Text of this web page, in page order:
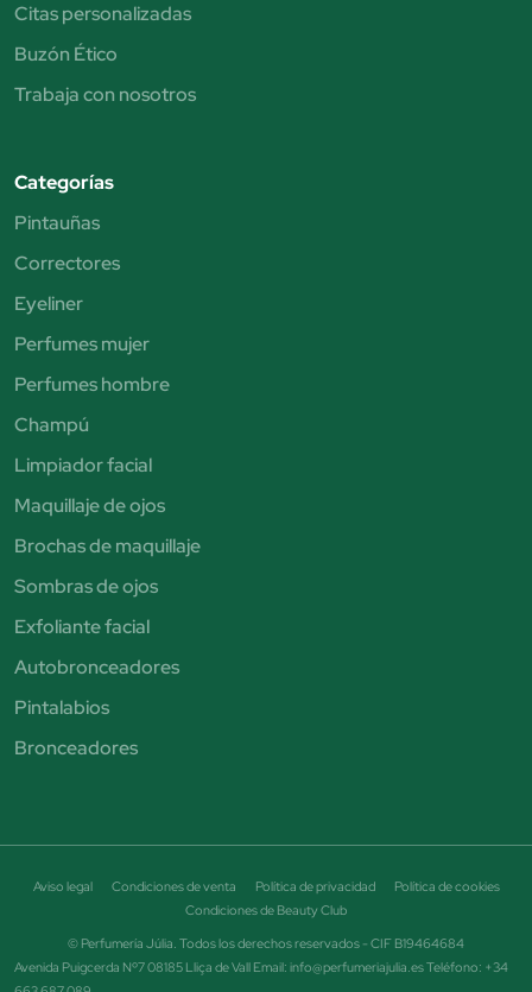
Citas personalizadas
Buzón Ético
Trabaja con nosotros
Categorías
Pintauñas
Correctores
Eyeliner
Perfumes mujer
Perfumes hombre
Champú
Limpiador facial
Maquillaje de ojos
Brochas de maquillaje
Sombras de ojos
Exfoliante facial
Autobronceadores
Pintalabios
Bronceadores
© Perfumería Júlia. Todos los derechos reservados - CIF B19464684
Aviso legal Condiciones de venta Política de privacidad
Política de cookies
Condiciones de Beauty Club
Avenida Puigcerda Nº7 08185 Lliça de Vall Email: info@perfumeriajulia.es Teléfono: +34